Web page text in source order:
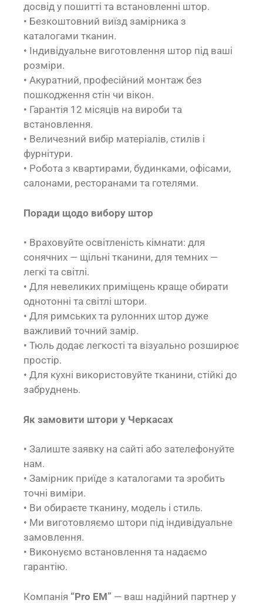
досвід у пошитті та встановленні штор.
• Безкоштовний виїзд замірника з
каталогами тканин.
• Індивідуальне виготовлення штор під ваші
розміри.
• Акуратний, професійний монтаж без
пошкодження стін чи вікон.
• Гарантія 12 місяців на вироби та
встановлення.
• Величезний вибір матеріалів, стилів і
фурнітури.
• Робота з квартирами, будинками, офісами,
салонами, ресторанами та готелями.
Поради щодо вибору штор
• Враховуйте освітленість кімнати: для
сонячних — щільні тканини, для темних —
легкі та світлі.
• Для невеликих приміщень краще обирати
однотонні та світлі штори.
• Для римських та рулонних штор дуже
важливий точний замір.
• Тюль додає легкості та візуально розширює
простір.
• Для кухні використовуйте тканини, стійкі до
забруднень.
Як замовити штори у Черкасах
• Залиште заявку на сайті або зателефонуйте
нам.
• Замірник приїде з каталогами та зробить
точні виміри.
• Ви обираєте тканину, модель і стиль.
• Ми виготовляємо штори під індивідуальне
замовлення.
• Виконуємо встановлення та надаємо
гарантію.
Компанія “Pro EM” — ваш надійний партнер у